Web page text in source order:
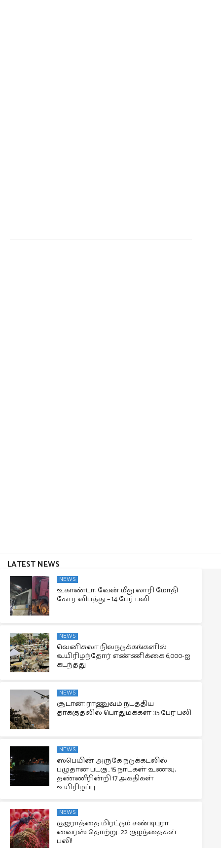
LATEST NEWS
NEWS
உகாண்டா: வேன் மீது லாரி மோதி
கோர விபத்து – 14 பேர் பலி
NEWS
வெனிசுலா நிலநடுக்கங்களில்
உயிரிழந்தோர் எண்ணிக்கை 6,000-ஐ
கடந்தது
NEWS
சூடான்: ராணுவம் நடத்திய
தாக்குதலில் பொதுமக்கள் 35 பேர் பலி
NEWS
ஸ்பெயின் அருகே நடுக்கடலில்
பழுதான படகு.. 15 நாட்கள் உணவு,
தண்ணீரின்றி 17 அகதிகள்
உயிரிழப்பு
NEWS
குஜராத்தை மிரட்டும் சண்டிபுரா
வைரஸ் தொற்று.. 22 குழந்தைகள்
பலி!